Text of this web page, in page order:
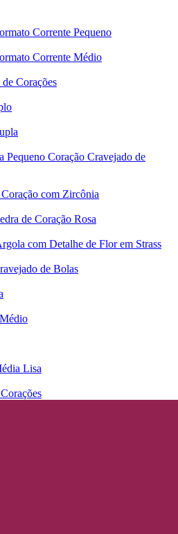
Corrente Pequeno
Corrente Médio
Corações
Coração Cravejado de
com Zircônia
de Coração Rosa
com Detalhe de Flor em Strass
de Bolas
Lisa